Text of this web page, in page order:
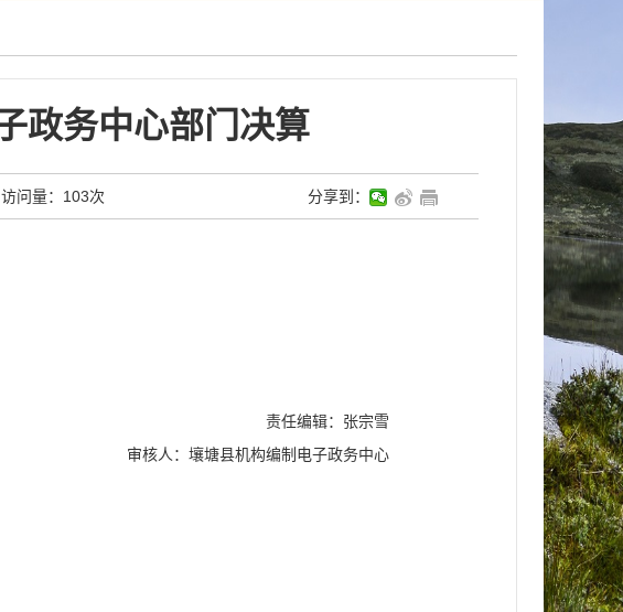
政务中心部门决算
访问量： 103次 分享到：
责任编辑：张宗雪
审核人：壤塘县机构编制电子政务中心